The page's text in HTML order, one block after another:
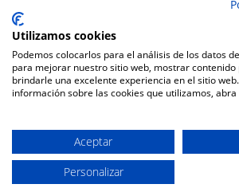
derechos reservados.
Diseño y desarrollo:THEGECO
Utilizamos cookies
Podemos colocarlos para el análisis de los datos
para mejorar nuestro sitio web, mostrar contenido
brindarle una excelente experiencia en el sitio
información sobre las cookies que utilizamos,
Aceptar
Personalizar